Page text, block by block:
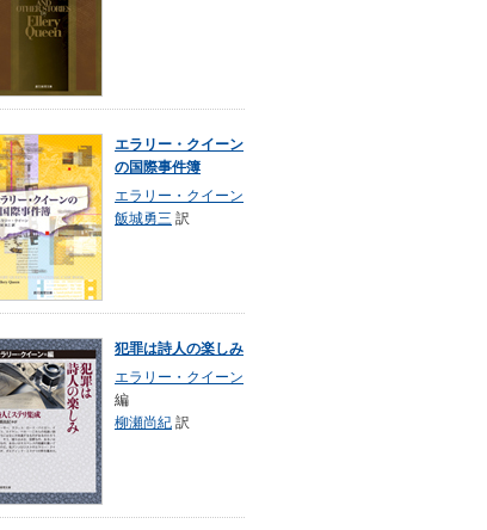
エラリー・クイーン
の国際事件簿
エラリー・クイーン
飯城勇三 訳
犯罪は詩人の楽しみ
エラリー・クイーン
編
柳瀬尚紀 訳